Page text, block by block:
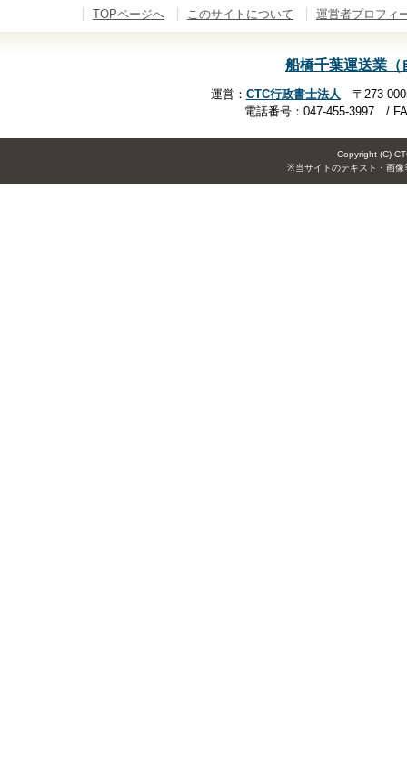
TOPページへ このサイトについて 運営者プロフィ
船橋千葉運送業（
運営： CTC行政書士法人 〒273-
電話番号：047-455-3997 /
Copyright (C)
※当サイトのテキスト・画像